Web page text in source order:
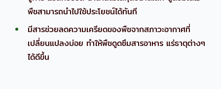
พืชสามารถนำไปใช้ประโยชน์ได้ทันที
มีสารช่วยลดความเครียดของพืชจากสภาวะอากาศที่
เปลี่ยนแปลงบ่อย ทำให้พืชดูดซึมสารอาหาร แร่ธาตุต่างๆ
ได้ดีขึ้น